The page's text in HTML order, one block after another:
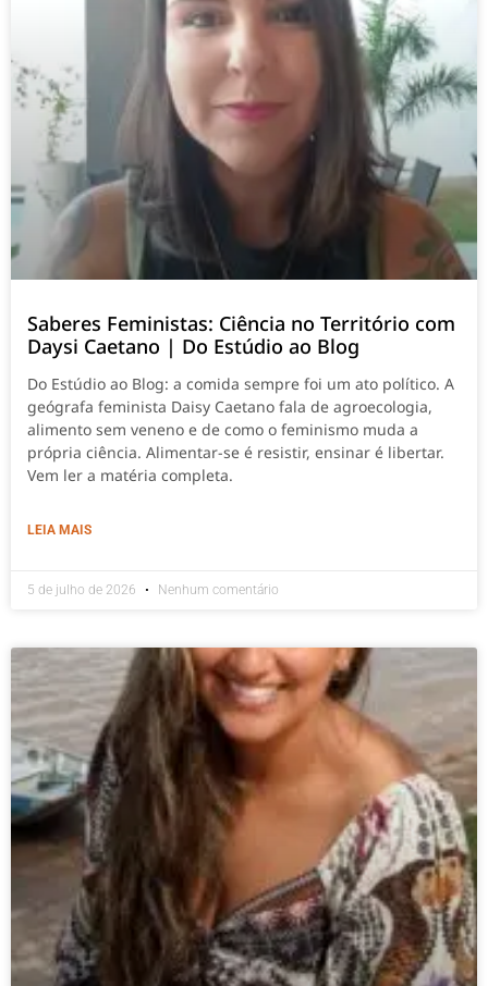
Saberes Feministas: Ciência no Território com
Daysi Caetano | Do Estúdio ao Blog
Do Estúdio ao Blog: a comida sempre foi um ato político. A
geógrafa feminista Daisy Caetano fala de agroecologia,
alimento sem veneno e de como o feminismo muda a
própria ciência. Alimentar-se é resistir, ensinar é libertar.
Vem ler a matéria completa.
LEIA MAIS
5 de julho de 2026 Nenhum comentário